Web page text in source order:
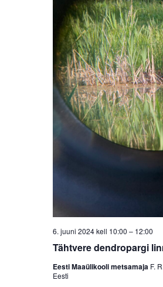
Tähtvere dendropargi
6. juuni 2024 kell 10:00 – 12:00
Eesti Maaülikooli metsamaja F.
Eesti